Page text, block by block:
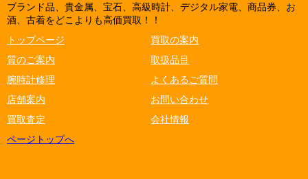
ブランド品、貴金属、宝石、高級時計、デジタル家電、商品券、お
酒、古着をどこよりも高価買取！！
トップページ
買取の案内
質のご案内
取扱品目
腕時計修理
よくあるご質問
店舗案内
お問い合わせ
買取査定
会社情報
ページトップへ